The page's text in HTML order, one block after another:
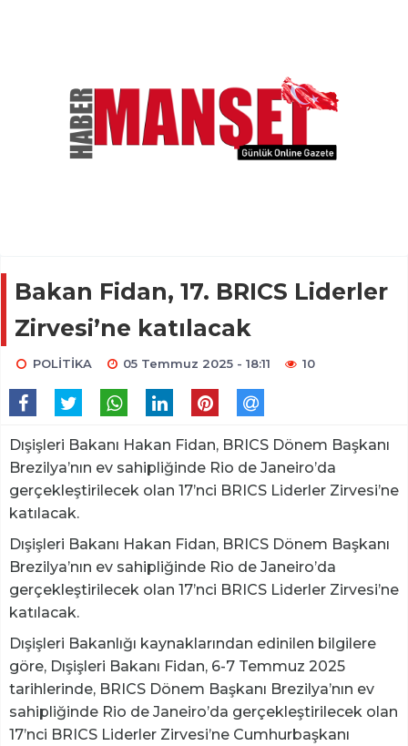
Bakan Fidan, 17. BRICS Liderler
Zirvesi’ne katılacak
POLİTİKA 05 Temmuz 2025 - 18:11 10
Dışişleri Bakanı Hakan Fidan, BRICS Dönem Başkanı
Brezilya’nın ev sahipliğinde Rio de Janeiro’da
gerçekleştirilecek olan 17’nci BRICS Liderler Zirvesi’ne
katılacak.
Dışişleri Bakanı Hakan Fidan, BRICS Dönem Başkanı
Brezilya’nın ev sahipliğinde Rio de Janeiro’da
gerçekleştirilecek olan 17’nci BRICS Liderler Zirvesi’ne
katılacak.
Dışişleri Bakanlığı kaynaklarından edinilen bilgilere
göre, Dışişleri Bakanı Fidan, 6-7 Temmuz 2025
tarihlerinde, BRICS Dönem Başkanı Brezilya’nın ev
sahipliğinde Rio de Janeiro’da gerçekleştirilecek olan
17’nci BRICS Liderler Zirvesi’ne Cumhurbaşkanı